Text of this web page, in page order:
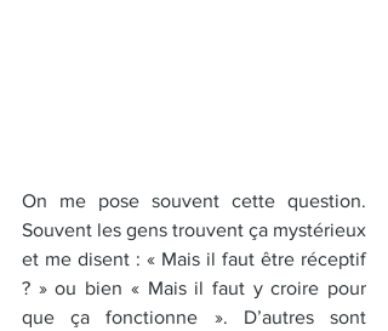
On me pose souvent cette question.
Souvent les gens trouvent ça mystérieux
et me disent : « Mais il faut être réceptif
? » ou bien « Mais il faut y croire pour
que ça fonctionne ». D’autres sont